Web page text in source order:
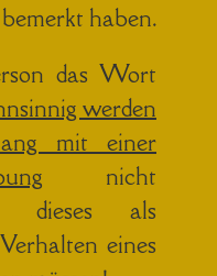
haben.
das Wort
werden
mit einer
nicht
dieses als
eines